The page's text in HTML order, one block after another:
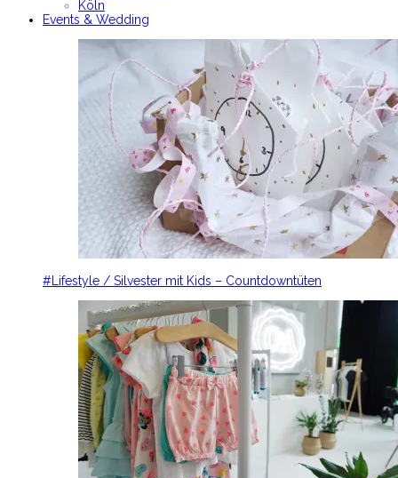
Köln
Events & Wedding
#Lifestyle / Silvester mit Kids – Countdowntüten